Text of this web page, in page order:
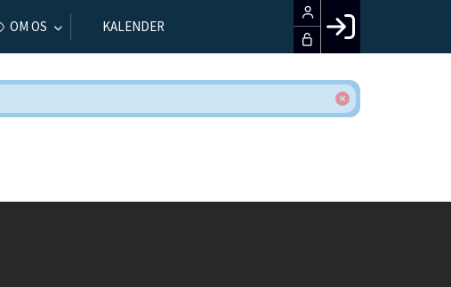
OM OS KALENDER
Husk mig